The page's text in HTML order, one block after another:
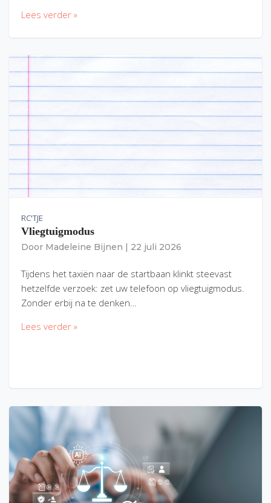
Lees verder »
RC'TJE
Vliegtuigmodus
Door Madeleine Bijnen 22 juli 2026
Tijdens het taxiën naar de startbaan klinkt steevast
hetzelfde verzoek: zet uw telefoon op vliegtuigmodus.
Zonder erbij na te denken…
Lees verder »